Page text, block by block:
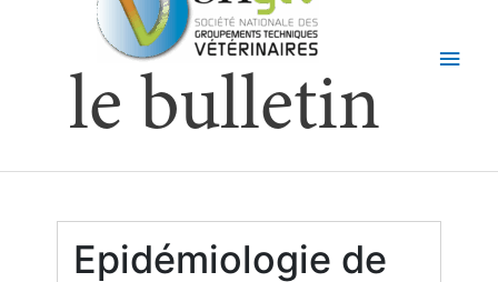
le bulletin
Epidémiologie de